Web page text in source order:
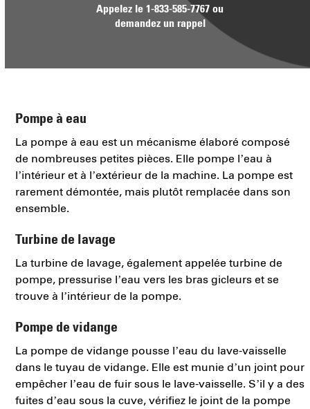
Appelez le1-833-585-7767 ou
demandez un rappel
Pompe à eau
La pompe à eau est un mécanisme élaboré composé
de nombreuses petites pièces. Elle pompe l’eau à
l’intérieur et à l’extérieur de la machine. La pompe est
rarement démontée, mais plutôt remplacée dans son
ensemble.
Turbine de lavage
La turbine de lavage, également appelée turbine de
pompe, pressurise l’eau vers les bras gicleurs et se
trouve à l’intérieur de la pompe.
Pompe de vidange
La pompe de vidange pousse l’eau du lave-vaisselle
dans le tuyau de vidange. Elle est munie d’un joint pour
empêcher l’eau de fuir sous le lave-vaisselle. S’il y a des
fuites d’eau sous la cuve, vérifiez le joint de la pompe